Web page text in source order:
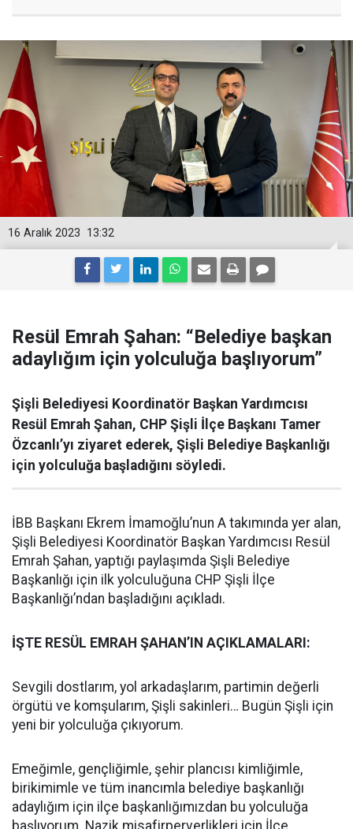
13:32
16 Aralık 2023
Resül Emrah Şahan: “Belediye başkan
adaylığım için yolculuğa başlıyorum”
Şişli Belediyesi Koordinatör Başkan Yardımcısı
Resül Emrah Şahan, CHP Şişli İlçe Başkanı Tamer
Özcanlı’yı ziyaret ederek, Şişli Belediye Başkanlığı
için yolculuğa başladığını söyledi.
İBB Başkanı Ekrem İmamoğlu’nun A takımında yer alan,
Şişli Belediyesi Koordinatör Başkan Yardımcısı Resül
Emrah Şahan, yaptığı paylaşımda Şişli Belediye
Başkanlığı için ilk yolculuğuna CHP Şişli İlçe
Başkanlığı’ndan başladığını açıkladı.
İŞTE RESÜL EMRAH ŞAHAN’IN AÇIKLAMALARI:
Sevgili dostlarım, yol arkadaşlarım, partimin değerli
örgütü ve komşularım, Şişli sakinleri… Bugün Şişli için
yeni bir yolculuğa çıkıyorum.
Emeğimle, gençliğimle, şehir plancısı kimliğimle,
birikimimle ve tüm inancımla belediye başkanlığı
adaylığım için ilçe başkanlığımızdan bu yolculuğa
başlıyorum. Nazik misafirperverlikleri için İlçe